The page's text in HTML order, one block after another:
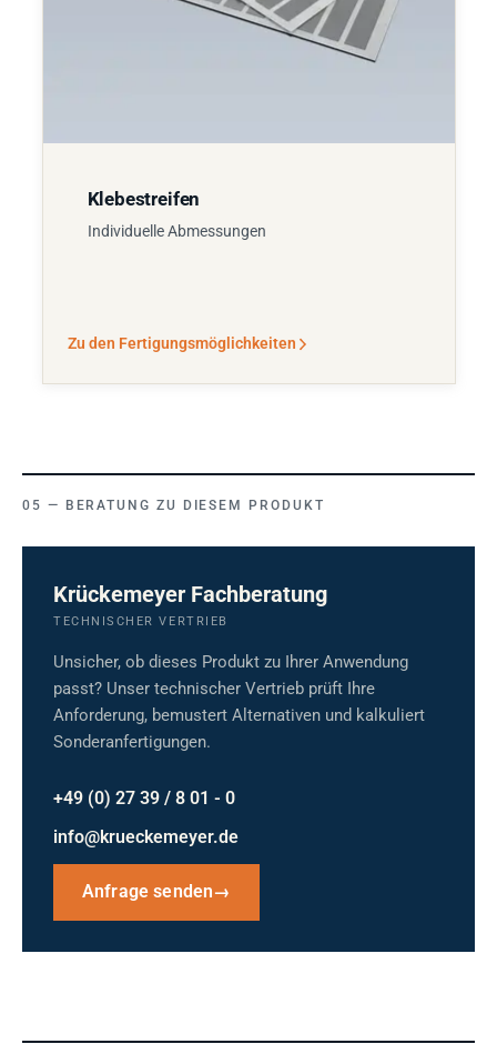
Klebestreifen
Individuelle Abmessungen
Zu den Fertigungsmöglichkeiten
BERATUNG ZU DIESEM PRODUKT
Krückemeyer Fachberatung
TECHNISCHER VERTRIEB
Unsicher, ob dieses Produkt zu Ihrer Anwendung
passt? Unser technischer Vertrieb prüft Ihre
Anforderung, bemustert Alternativen und kalkuliert
Sonderanfertigungen.
+49 (0) 27 39 / 8 01 - 0
info@krueckemeyer.de
Anfrage senden→